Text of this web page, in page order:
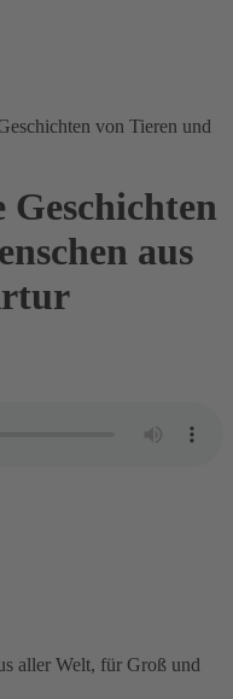
von Tieren und
Geschichten
aus
aller Welt, für Groß und